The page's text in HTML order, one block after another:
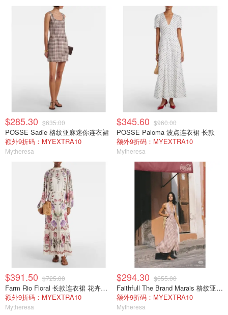
$285.30 $635.00
POSSE Sadie 格纹亚麻迷你连衣裙
额外9折码：MYEXTRA10
Mytheresa
$345.60 $960.00
POSSE Paloma 波点连衣裙 长款
额外9折码：MYEXTRA10
Mytheresa
$391.50 $725.00
Farm Rio Floral 长款连衣裙 花卉印花
额外9折码：MYEXTRA10
Mytheresa
$294.30 $655.00
Faithfull The Brand Marais 格纹亚麻吊带中长连衣裙
额外9折码：MYEXTRA10
Mytheresa